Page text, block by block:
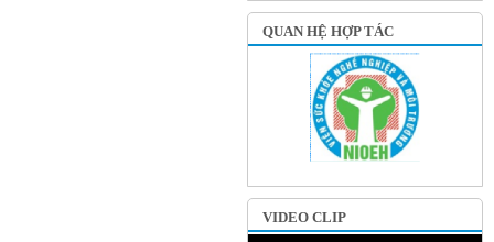
QUAN HỆ HỢP TÁC
VIDEO CLIP